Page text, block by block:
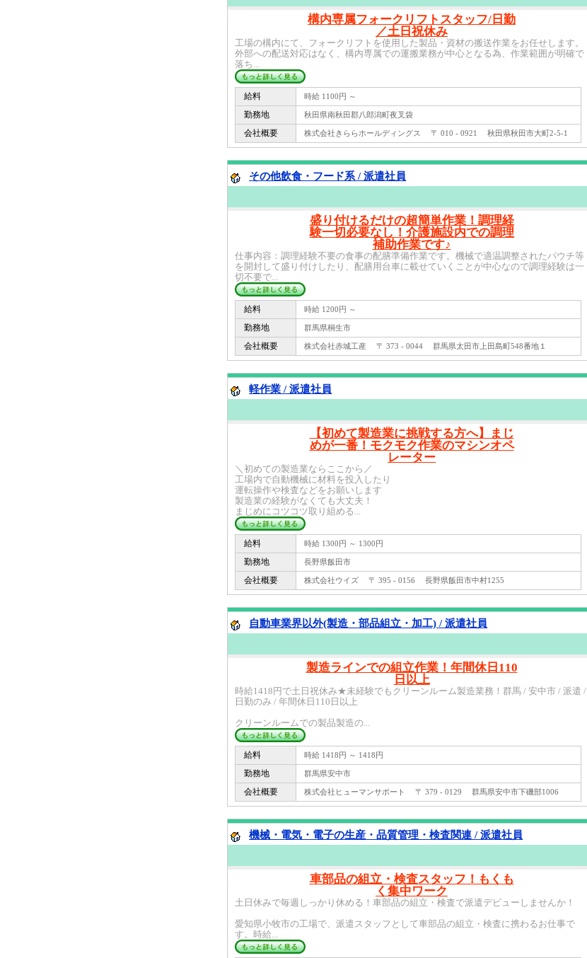
構内専属フォークリフトスタッフ/日勤
／土日祝休み
工場の構内にて、フォークリフトを使用した製品・資材の搬送作業をお任せします。
外部への配送対応はなく、構内専属での運搬業務が中心となる為、作業範囲が明確で
落ち...
給料 時給 1100円 ～
勤務地 秋田県南秋田郡八郎潟町夜叉袋
会社概要 株式会社きららホールディングス 〒 010 - 0921 秋田県秋田市大町2-5-1
その他飲食・フード系 / 派遣社員
盛り付けるだけの超簡単作業！調理経
験一切必要なし！介護施設内での調理
補助作業です♪
仕事内容：調理経験不要の食事の配膳準備作業です。機械で適温調整されたパウチ等
を開封して盛り付けしたり、配膳用台車に載せていくことが中心なので調理経験は一
切不要で...
給料 時給 1200円 ～
勤務地 群馬県桐生市
会社概要 株式会社赤城工産 〒 373 - 0044 群馬県太田市上田島町548番地１
軽作業 / 派遣社員
【初めて製造業に挑戦する方へ】まじ
めが一番！モクモク作業のマシンオペ
レーター
＼初めての製造業ならここから／
工場内で自動機械に材料を投入したり
運転操作や検査などをお願いします
製造業の経験がなくても大丈夫！
まじめにコツコツ取り組める...
給料 時給 1300円 ～ 1300円
勤務地 長野県飯田市
会社概要 株式会社ウイズ 〒 395 - 0156 長野県飯田市中村1255
自動車業界以外(製造・部品組立・加工) / 派遣社員
製造ラインでの組立作業！年間休日110
日以上
時給1418円で土日祝休み★未経験でもクリーンルーム製造業務！群馬 / 安中市 / 派遣 /
日勤のみ / 年間休日110日以上
クリーンルームでの製品製造の...
給料 時給 1418円 ～ 1418円
勤務地 群馬県安中市
会社概要 株式会社ヒューマンサポート 〒 379 - 0129 群馬県安中市下磯部1006
機械・電気・電子の生産・品質管理・検査関連 / 派遣社員
車部品の組立・検査スタッフ！もくも
く集中ワーク
土日休みで毎週しっかり休める！車部品の組立・検査で派遣デビューしませんか！
愛知県小牧市の工場で、派遣スタッフとして車部品の組立・検査に携わるお仕事で
す。時給...